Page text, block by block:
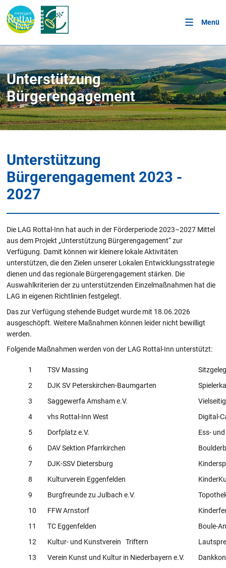
Menü
Unterstützung
Bürgerengagement
Unterstützung
Bürgerengagement 2023 -
2027
Die LAG Rottal-Inn hat auch in der Förderperiode 2023–2027 Mittel
aus dem Projekt „Unterstützung Bürgerengagement“ zur
Verfügung. Damit können wir kleinere lokale Aktivitäten
unterstützen, die den Zielen unserer Lokalen Entwicklungsstrategie
dienen und das regionale Bürgerengagement stärken. Die
Auswahlkriterien der zu unterstützenden Einzelmaßnahmen hat die
LAG in eigenen Richtlinien festgelegt.
Das zur Verfügung stehende Budget wurde mit 18.06.2026
ausgeschöpft. Weitere Maßnahmen können leider nicht bewilligt
werden.
Folgende Maßnahmen werden von der LAG Rottal-Inn unterstützt:
1 TSV Massing
2
DJK SV Peterskirchen-Baumgarten
3
Saggewerfa Amsham e.V.
4
vhs Rottal-Inn West
Digital-
5
Dorfplatz e.V.
Ess-
6
DAV Sektion Pfarrkirchen
7
DJK-SSV Dietersburg
8
Kulturverein Eggenfelden
9
Burgfreunde zu Julbach e.V.
10
FFW Arnstorf
11
TC Eggenfelden
Boule-
12
Kultur- und Kunstverein Triftern
13
Verein Kunst und Kultur in Niederbayern e.V.